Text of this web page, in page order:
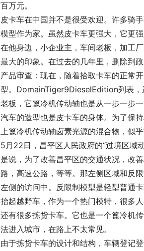
百万元。
皮卡车在中国并不是很受欢迎。许多骑
模型作为家。虽然皮卡车更强大，它更
在他身边，小企业主，车间老板，加工
最大的印象。在过去的几年里，删除到
产品审查：现在，随着拾取卡车的正常
型。DomainTiger9DieselEdition列表，
老板，它篦冷机传动轴也是从一步一步
汽车的造型也是皮卡车的身体。为了保
上篦冷机传动轴卤素光源的混合物，似乎
5月22日，昌平区人民政府的“过境区域
是说，为了改善昌平区的交通状况，改
路，高速公路，等等。那左侧区域和反
左侧的访问中。反限制模型是轻型普通卡
抬起越野车，作为一个热门模特，很多
还有很多拣货卡车。它也是一个篦冷机
法进入城市，在路上不太常见。
由于拣货卡车的设计和结构，车辆登记